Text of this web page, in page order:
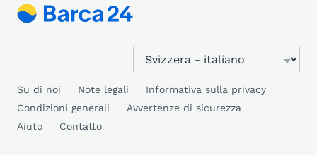
Su di noi Note legali
Informativa sulla privacy
Condizioni generali
Avvertenze di sicurezza
Aiuto
Contatto